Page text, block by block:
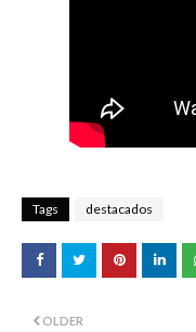
Tags destacados
OLDER